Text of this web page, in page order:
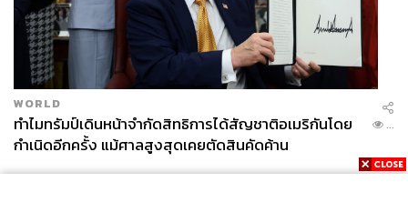
WORLD
ทำไมทรัมป์เดินหน้าจำกัดสิทธิการได้สัญชาติอเมริกันโดย
กำเนิดอีกครั้ง แม้ศาลสูงสุดเคยตัดสินคัดค้าน
...